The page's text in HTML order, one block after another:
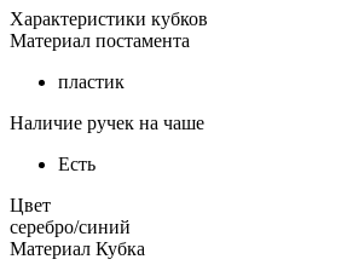
Характеристики кубков
Материал постамента
пластик
Наличие ручек на чаше
Есть
Цвет
серебро/синий
Материал Кубка